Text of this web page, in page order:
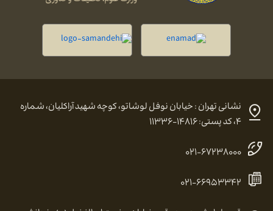
نشانی تهران : خیابان نوفل لوشاتو، کوچه شهید آراکلیان، شماره
۴، کد پستی: ۱۴۸۱۶-۱۱۳۳۶
۰۲۱-۶۷۲۳۸۰۰۰
۰۲۱-۶۶۹۵۳۳۴۲